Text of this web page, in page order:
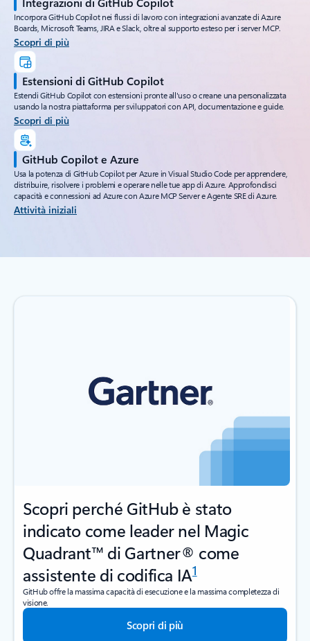
Incorpora GitHub Copilot nei flussi di lavoro con integrazioni avanzate di Azure
Boards, Microsoft Teams, JIRA e Slack, oltre al supporto esteso per i server MCP.
Scopri di più
Estensioni di GitHub Copilot
Estendi GitHub Copilot con estensioni pronte all'uso o creane una personalizzata
usando la nostra piattaforma per sviluppatori con API, documentazione e guide.
Scopri di più
GitHub Copilot e Azure
Usa la potenza di GitHub Copilot per Azure in Visual Studio Code per apprendere,
distribuire, risolvere i problemi e operare nelle tue app di Azure. Approfondisci
capacità e connessioni ad Azure con Azure MCP Server e Agente SRE di Azure.
Attività iniziali
Scopri perché GitHub è stato
indicato come leader nel Magic
Quadrant™ di Gartner® come
assistente di codifica IA1
GitHub offre la massima capacità di esecuzione e la massima completezza di
visione.
Scopri di più